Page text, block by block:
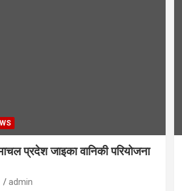
प्रदेश जाइका वानिकी परियोजना
admin